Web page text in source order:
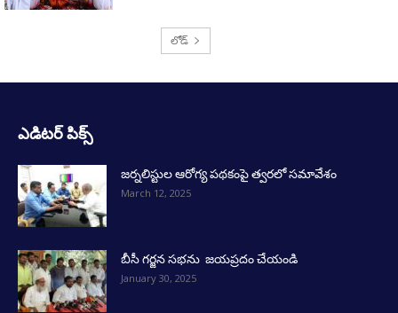
ఎడిటర్ పిక్స్
జర్నలిస్టుల ఆరోగ్య పథకంపై త్వరలో సమావేశం
March 12, 2025
బీసీ గర్జన సభను జయప్రదం చేయండి
January 30, 2025